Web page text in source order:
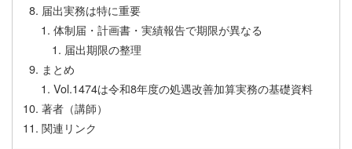
届出実務は特に重要
体制届・計画書・実績報告で期限が異なる
届出期限の整理
まとめ
Vol.1474は令和8年度の処遇改善加算実務の基礎資料
著者（講師）
関連リンク